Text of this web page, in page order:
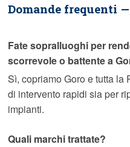
Domande frequenti
Fate sopralluoghi per
scorrevole o battente a
Sì, copriamo Goro e tutta la
di intervento rapidi sia per
impianti.
Quali marchi trattate?